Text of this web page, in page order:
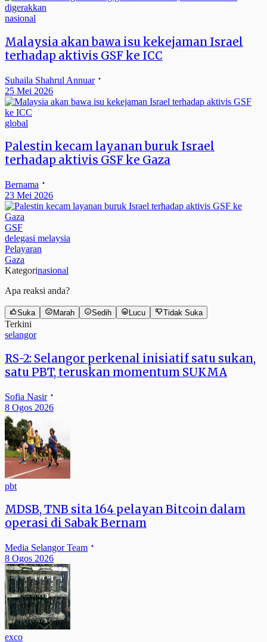
nasional
Malaysia akan bawa isu kekejaman Israel
terhadap aktivis GSF ke ICC
Suhaila Shahrul Annuar
25 Mei 2026
global
Palestin kecam layanan buruk Israel
terhadap aktivis GSF ke Gaza
Bernama
23 Mei 2026
GSF
delegasi melaysia
Pelayaran
Gaza
Kategorinasional
Apa reaksi anda?
Suka Marah Sedih Lucu Tidak Suka
Terkini
selangor
RS-2: Selangor perkenal inisiatif satu sukan,
satu PBT, teruskan momentum SUKMA
Sofia Nasir
8 Ogos 2026
pbt
MDSB, TNB sita 164 pelayan Bitcoin dalam
operasi di Sabak Bernam
Media Selangor Team
8 Ogos 2026
exco